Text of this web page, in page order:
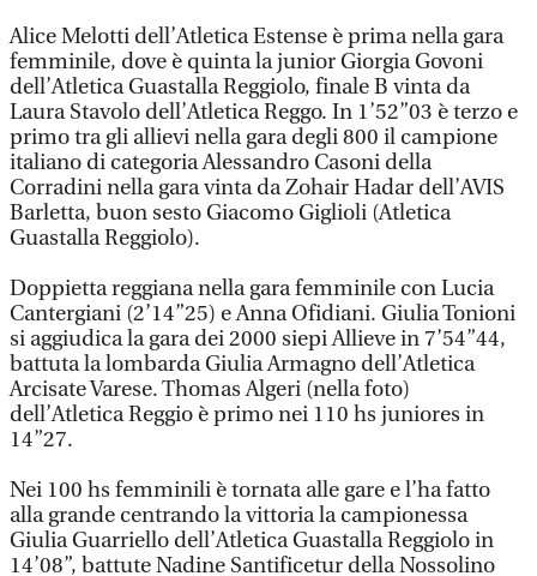
Alice Melotti dell’Atletica Estense è prima nella gara
femminile, dove è quinta la junior Giorgia Govoni
dell’Atletica Guastalla Reggiolo, finale B vinta da
Laura Stavolo dell’Atletica Reggo. In 1’52”03 è terzo e
primo tra gli allievi nella gara degli 800 il campione
italiano di categoria Alessandro Casoni della
Corradini nella gara vinta da Zohair Hadar dell’AVIS
Barletta, buon sesto Giacomo Giglioli (Atletica
Guastalla Reggiolo).
Doppietta reggiana nella gara femminile con Lucia
Cantergiani (2’14”25) e Anna Ofidiani. Giulia Tonioni
si aggiudica la gara dei 2000 siepi Allieve in 7’54”44,
battuta la lombarda Giulia Armagno dell’Atletica
Arcisate Varese. Thomas Algeri (nella foto)
dell’Atletica Reggio è primo nei 110 hs juniores in
14”27.
Nei 100 hs femminili è tornata alle gare e l’ha fatto
alla grande centrando la vittoria la campionessa
Giulia Guarriello dell’Atletica Guastalla Reggiolo in
14’08”, battute Nadine Santificetur della Nossolino